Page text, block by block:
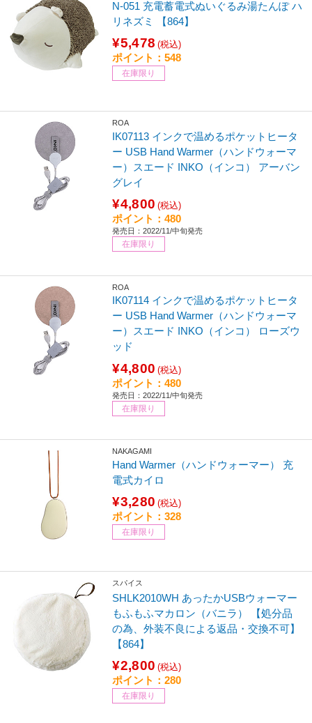
N-051 充電蓄電式ぬいぐるみ湯たんぽ ハ
リネズミ 【864】
¥5,478 (税込)
ポイント：548
在庫限り
ROA
IK07113 インクで温めるポケットヒータ
ー USB Hand Warmer（ハンドウォーマ
ー）スエード INKO（インコ） アーバン
グレイ
¥4,800 (税込)
ポイント：480
発売日：2022/11/中旬発売
在庫限り
ROA
IK07114 インクで温めるポケットヒータ
ー USB Hand Warmer（ハンドウォーマ
ー）スエード INKO（インコ） ローズウ
ッド
¥4,800 (税込)
ポイント：480
発売日：2022/11/中旬発売
在庫限り
NAKAGAMI
Hand Warmer（ハンドウォーマー） 充
電式カイロ
¥3,280 (税込)
ポイント：328
在庫限り
スパイス
SHLK2010WH あったかUSBウォーマー
もふもふマカロン（バニラ） 【処分品
の為、外装不良による返品・交換不可】
【864】
¥2,800 (税込)
ポイント：280
在庫限り